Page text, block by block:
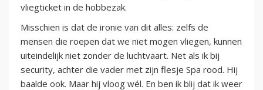
vliegticket in de hobbezak.
Misschien is dat de ironie van dit alles: zelfs de
mensen die roepen dat we niet mogen vliegen, kunnen
uiteindelijk niet zonder de luchtvaart. Net als ik bij
security, achter die vader met zijn flesje Spa rood. Hij
baalde ook. Maar hij vloog wél. En ben ik blij dat ik weer